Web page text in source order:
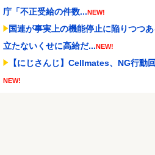
庁「不正受給の件数...NEW!
国連が事実上の機能停止に陥りつつ
立たないくせに高給だ...NEW!
【にじさんじ】Cellmates、NG行動
NEW!